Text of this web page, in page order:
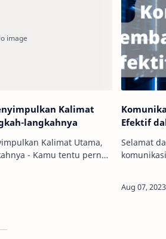
Kalimat
langkahnya
Kalimat Utama,
- Kamu tentu pernah
Efektif
Selamat
konektiv…